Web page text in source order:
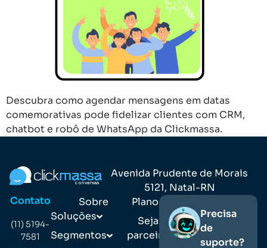
Descubra como agendar mensagens em datas
comemorativas pode fidelizar clientes com CRM,
chatbot e robô de WhatsApp da Clickmassa.
Avenida Prudente de Morais
5121, Natal-RN
Contato
(11) 5194-
7581
Sobre
Soluções
Segmentos
Planos
Seja
parceiro
Precisa
de
suporte?